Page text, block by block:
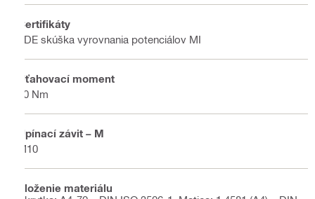
Certifikáty
VDE skúška vyrovnania potenciálov MI
Uťahovací moment
40 Nm
Upínací závit – M
M10
Zloženie materiálu